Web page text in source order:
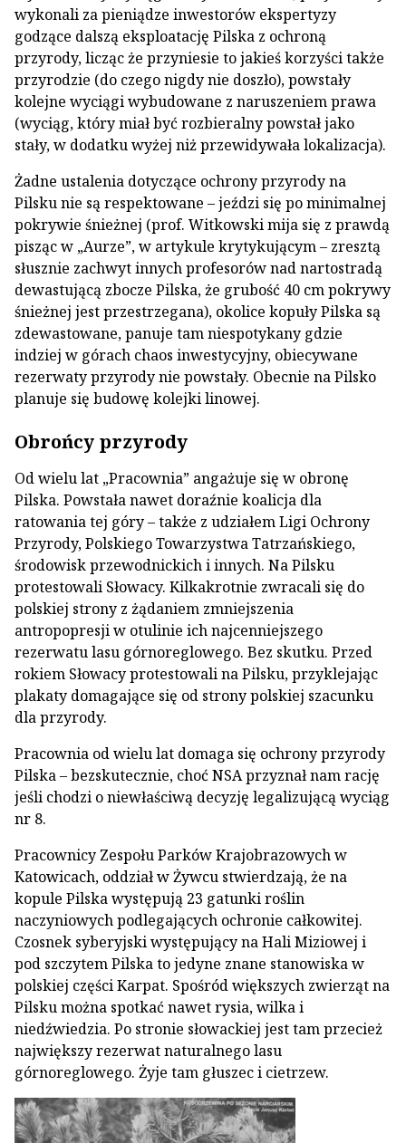
wykonali za pieniądze inwestorów ekspertyzy
godzące dalszą eksploatację Pilska z ochroną
przyrody, licząc że przyniesie to jakieś korzyści także
przyrodzie (do czego nigdy nie doszło), powstały
kolejne wyciągi wybudowane z naruszeniem prawa
(wyciąg, który miał być rozbieralny powstał jako
stały, w dodatku wyżej niż przewidywała lokalizacja).
Żadne ustalenia dotyczące ochrony przyrody na
Pilsku nie są respektowane – jeździ się po minimalnej
pokrywie śnieżnej (prof. Witkowski mija się z prawdą
pisząc w „Aurze”, w artykule krytykującym – zresztą
słusznie zachwyt innych profesorów nad nartostradą
dewastującą zbocze Pilska, że grubość 40 cm pokrywy
śnieżnej jest przestrzegana), okolice kopuły Pilska są
zdewastowane, panuje tam niespotykany gdzie
indziej w górach chaos inwestycyjny, obiecywane
rezerwaty przyrody nie powstały. Obecnie na Pilsko
planuje się budowę kolejki linowej.
Obrońcy przyrody
Od wielu lat „Pracownia” angażuje się w obronę
Pilska. Powstała nawet doraźnie koalicja dla
ratowania tej góry – także z udziałem Ligi Ochrony
Przyrody, Polskiego Towarzystwa Tatrzańskiego,
środowisk przewodnickich i innych. Na Pilsku
protestowali Słowacy. Kilkakrotnie zwracali się do
polskiej strony z żądaniem zmniejszenia
antropopresji w otulinie ich najcenniejszego
rezerwatu lasu górnoreglowego. Bez skutku. Przed
rokiem Słowacy protestowali na Pilsku, przyklejając
plakaty domagające się od strony polskiej szacunku
dla przyrody.
Pracownia od wielu lat domaga się ochrony przyrody
Pilska – bezskutecznie, choć NSA przyznał nam rację
jeśli chodzi o niewłaściwą decyzję legalizującą wyciąg
nr 8.
Pracownicy Zespołu Parków Krajobrazowych w
Katowicach, oddział w Żywcu stwierdzają, że na
kopule Pilska występują 23 gatunki roślin
naczyniowych podlegających ochronie całkowitej.
Czosnek syberyjski występujący na Hali Miziowej i
pod szczytem Pilska to jedyne znane stanowiska w
polskiej części Karpat. Spośród większych zwierząt na
Pilsku można spotkać nawet rysia, wilka i
niedźwiedzia. Po stronie słowackiej jest tam przecież
największy rezerwat naturalnego lasu
górnoreglowego. Żyje tam głuszec i cietrzew.